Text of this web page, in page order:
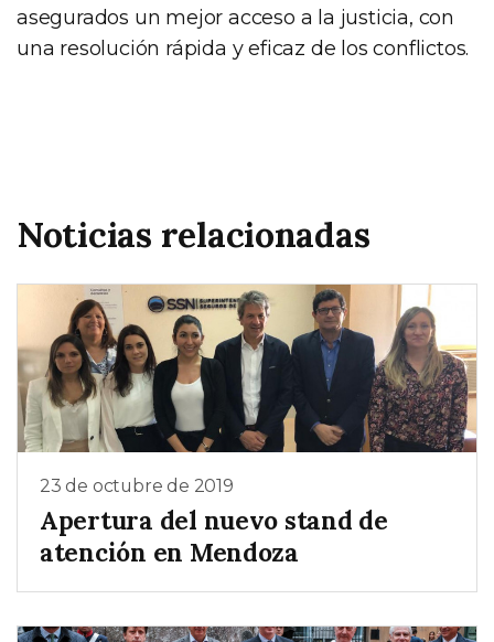
asegurados un mejor acceso a la justicia, con
una resolución rápida y eficaz de los conflictos.
Noticias relacionadas
23 de octubre de 2019
Apertura del nuevo stand de
atención en Mendoza